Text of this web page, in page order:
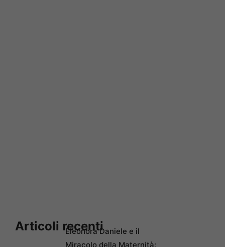
Articoli recentiEleonora Daniele e il
Miracolo della Maternità: